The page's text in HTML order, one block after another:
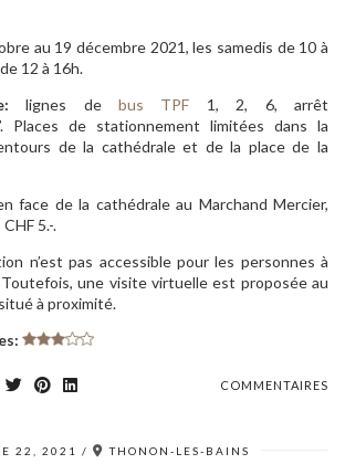
au 19 décembre 2021, les samedis de 10 à
12 à 16h.
lignes debus TPF 1, 2, 6, arrêt
Places de stationnement limitées dans la
de la cathédrale et de la place de la
face de la cathédrale au Marchand Mercier,
5.-.
n’est pas accessible pour les personnes à
une visite virtuelle est proposée au
à proximité.
COMMENTAIRES
22, 2021 THONON-LES-BAINS